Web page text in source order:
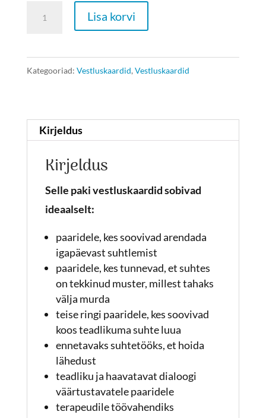
tähendusrikkad
-
konfliktid,
suhte
mängulisus,
kogus
Lisa korvi
Kategooriad: Vestluskaardid,Vestluskaardid
Kirjeldus
Kirjeldus
Selle paki vestluskaardid sobivad
ideaalselt:
paaridele, kes soovivad arendada
igapäevast suhtlemist
paaridele, kes tunnevad, et suhtes
on tekkinud muster, millest tahaks
välja murda
teise ringi paaridele, kes soovivad
koos teadlikuma suhte luua
ennetavaks suhtetööks, et hoida
lähedust
teadliku ja haavatavat dialoogi
väärtustavatele paaridele
terapeudile töövahendiks